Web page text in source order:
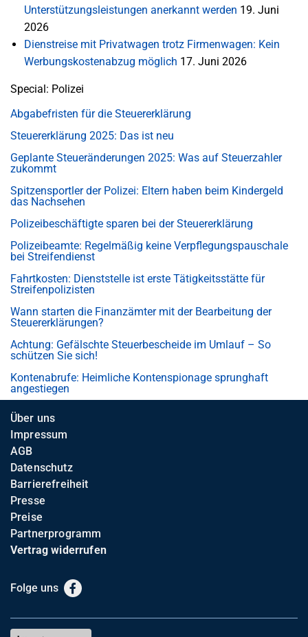
Unterstützungsleistungen anerkannt werden 19. Juni
2026
Dienstreise mit Privatwagen trotz Firmenwagen: Kein
Werbungskostenabzug möglich 17. Juni 2026
Special: Polizei
Abgabefristen für die Steuererklärung
Steuererklärung 2025: Das ist neu
Geplante Steueränderungen 2025: Was auf Steuerzahler
zukommt
Spitzensportler der Polizei: Eltern haben beim Kindergeld
das Nachsehen
Polizeibeschäftigte sparen bei der Steuererklärung
Polizeibeamte: Regelmäßig keine Verpflegungspauschale
bei Streifendienst
Fahrtkosten: Dienststelle ist erste Tätigkeitsstätte für
Streifenpolizisten
Wann starten die Finanzämter mit der Bearbeitung der
Steuererklärungen?
Achtung: Gefälschte Steuerbescheide im Umlauf – So
schützen Sie sich!
Kontenabrufe: Heimliche Kontenspionage sprunghaft
angestiegen
Über uns
Impressum
AGB
Datenschutz
Barrierefreiheit
Presse
Preise
Partnerprogramm
Vertrag widerrufen
Folge uns Facebook